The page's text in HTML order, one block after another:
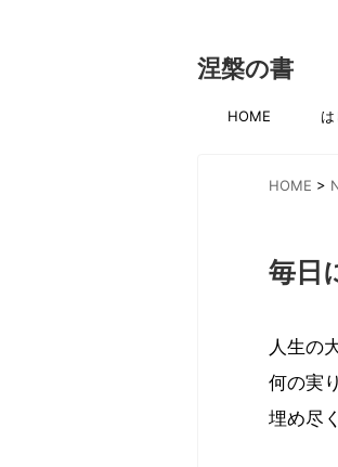
涅槃の書
HOME
HOME >
毎日
人生の
何の実
埋め尽